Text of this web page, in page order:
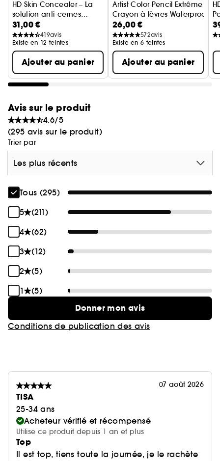
exactement là où vous en avez besoin.
UNE FORMULE SOIN
Enrichie en niacinamide, acide hyaluronique et
extrait de grenade, cette formule haute
performance prend également soin de votre
peau. Elle contribue jour après jour à atténuer
assurant une hydratation continue pendant 36
heures. **
COMMITTED FOR EVER
Sans parfum ajouté, convient aux peaux
sensibles.
Sans ingrédients d'origine animale.
Packaging éco-conçu : Composants beiges 100
% en plastique PP recyclé & flacon composé à 70
% de PET recyclé.
*Test instrumental sur 25 sujets
**Test instrumental sur 30 sujets
HD Skin Concealer – La
solution anti-cernes
imperceptible
31,00 €
419avis
Existe en 12 teintes
Ajouter au panier
Artist Color Pencil Extrême
Crayon à lèvres Waterproof
26,00 €
572avis
Existe en 6 teintes
Ajouter au panier
Avis sur le produit
4.6/5
(295 avis sur le produit)
Trier par
Les plus récents
Tous (295)
5
(211)
4
(62)
3
(12)
2
(5)
1
(5)
Donner mon avis
Conditions de publication des avis
07 août 2026
TISA
25-34 ans
Acheteur vérifié et récompensé
Utilise ce produit depuis 1 an et plus
Top
Il est top, tiens toute la journée, je le rachète